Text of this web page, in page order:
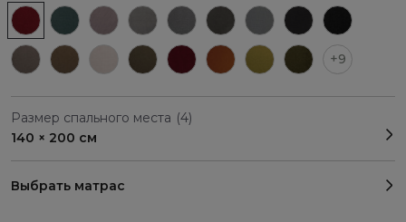
+9
Размер спального места (4)
140 × 200 см
Выбрать матрас